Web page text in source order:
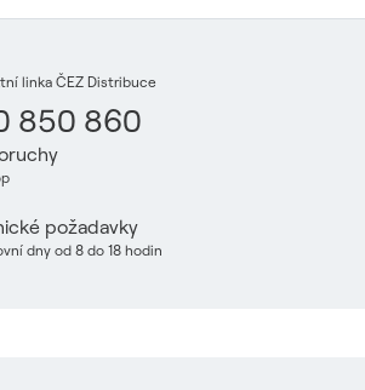
linka ČEZ Distribuce
850 860
požadavky
dny od 8 do 18 hodin